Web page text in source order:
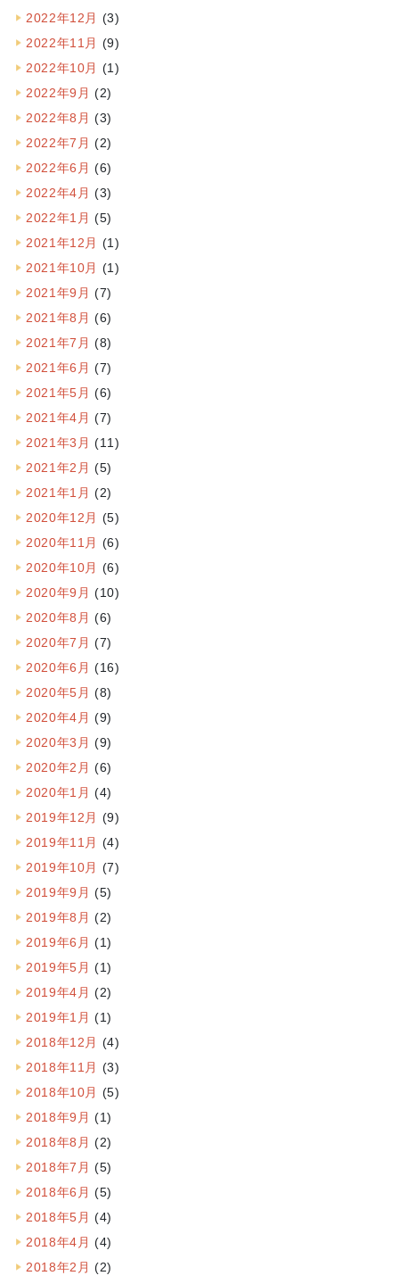
2022年12月 (3)
2022年11月 (9)
2022年10月 (1)
2022年9月 (2)
2022年8月 (3)
2022年7月 (2)
2022年6月 (6)
2022年4月 (3)
2022年1月 (5)
2021年12月 (1)
2021年10月 (1)
2021年9月 (7)
2021年8月 (6)
2021年7月 (8)
2021年6月 (7)
2021年5月 (6)
2021年4月 (7)
2021年3月 (11)
2021年2月 (5)
2021年1月 (2)
2020年12月 (5)
2020年11月 (6)
2020年10月 (6)
2020年9月 (10)
2020年8月 (6)
2020年7月 (7)
2020年6月 (16)
2020年5月 (8)
2020年4月 (9)
2020年3月 (9)
2020年2月 (6)
2020年1月 (4)
2019年12月 (9)
2019年11月 (4)
2019年10月 (7)
2019年9月 (5)
2019年8月 (2)
2019年6月 (1)
2019年5月 (1)
2019年4月 (2)
2019年1月 (1)
2018年12月 (4)
2018年11月 (3)
2018年10月 (5)
2018年9月 (1)
2018年8月 (2)
2018年7月 (5)
2018年6月 (5)
2018年5月 (4)
2018年4月 (4)
2018年2月 (2)